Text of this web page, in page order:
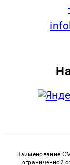
Наименование
ограниченной